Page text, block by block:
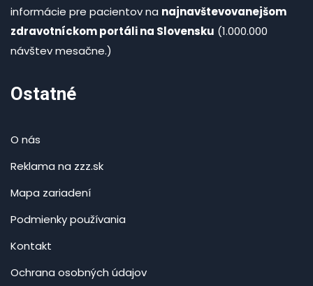
informácie pre pacientov na najnavštevovanejšom
zdravotníckom portáli na Slovensku (1.000.000
návštev mesačne.)
Ostatné
O nás
Reklama na zzz.sk
Mapa zariadení
Podmienky používania
Kontakt
Ochrana osobných údajov